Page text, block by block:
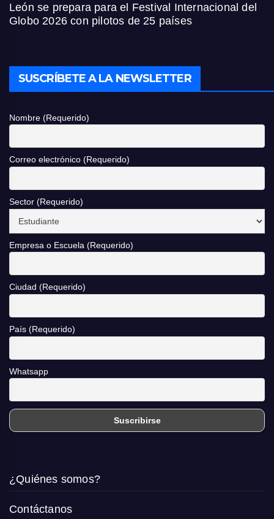
León se prepara para el Festival Internacional del
Globo 2026 con pilotos de 25 países
SUSCRÍBETE A LA NEWSLETTER
Nombre (Requerido)
Correo electrónico (Requerido)
Sector (Requerido)
Empresa o Escuela (Requerido)
Ciudad (Requerido)
País (Requerido)
Whatsapp
¿Quiénes somos?
Contáctanos